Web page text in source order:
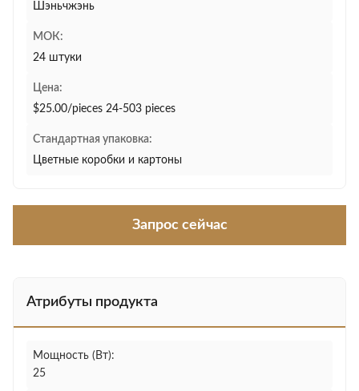
Шэньчжэнь
МОК:
24 штуки
Цена:
$25.00/pieces 24-503 pieces
Стандартная упаковка:
Цветные коробки и картоны
Запрос сейчас
Атрибуты продукта
Мощность (Вт):
25